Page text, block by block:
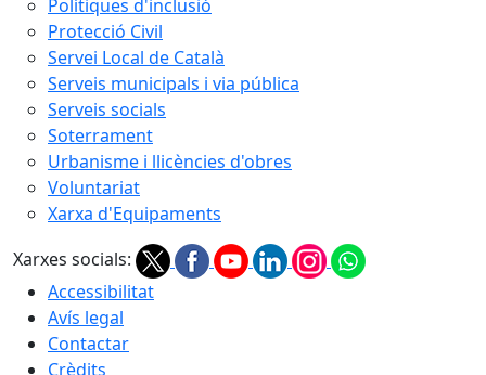
Polítiques d'inclusió
Protecció Civil
Servei Local de Català
Serveis municipals i via pública
Serveis socials
Soterrament
Urbanisme i llicències d'obres
Voluntariat
Xarxa d'Equipaments
Xarxes socials:
Accessibilitat
Avís legal
Contactar
Crèdits